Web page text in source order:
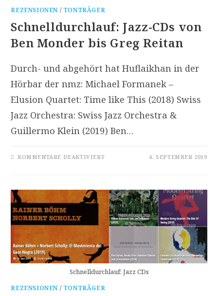
REZENSIONEN / TONTRÄGER
Schnelldurchlauf: Jazz-CDs von
Ben Monder bis Greg Reitan
Durch- und abgehört hat Huflaikhan in der
Hörbar der nmz: Michael Formanek –
Elusion Quartet: Time like This (2018) Swiss
Jazz Orchestra: Swiss Jazz Orchestra &
Guillermo Klein (2019) Ben…
KOMMENTARE DEAKTIVIERTFÜR
BEN
MONDER
BIS
GREG
REITAN
4. SEPTEMBER 2019
Schnelldurchlauf: Jazz CDs
REZENSIONEN / TONTRÄGER